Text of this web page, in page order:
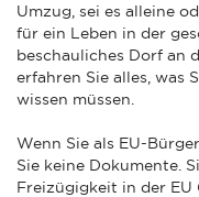
Umzug, sei es alleine
für ein Leben in der
beschauliches Dorf an
erfahren Sie alles, was
wissen müssen.
Wenn Sie als EU-
Sie keine Dokumente.
Freizügigkeit in der EU